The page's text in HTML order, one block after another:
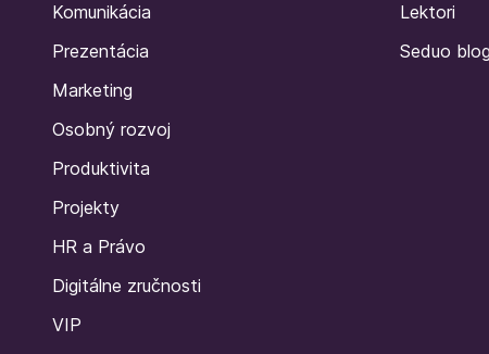
Komunikácia
Prezentácia
Marketing
Osobný rozvoj
Produktivita
Projekty
HR a Právo
Digitálne zručnosti
VIP
Lektori
Seduo blog